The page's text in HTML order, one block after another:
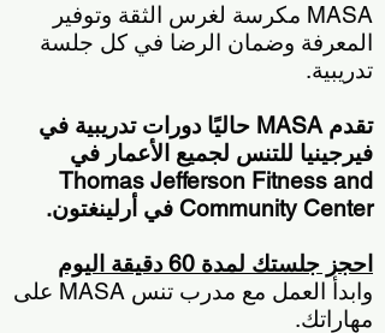
MASA مكرسة لغرس الثقة وتوفير
المعرفة وضمان الرضا في كل جلسة
تدريبية.
تقدم MASA حاليًا دورات تدريبية في
فيرجينيا للتنس لجميع الأعمار في
Thomas Jefferson Fitness and
Community Center في أرلينغتون.
احجز جلستك لمدة 60 دقيقة اليوم
وابدأ العمل مع مدرب تنس MASA على
مهاراتك.